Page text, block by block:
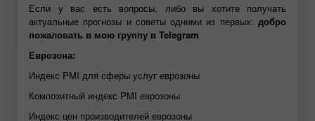
Если у вас есть вопросы, либо вы хотите получать
актуальные прогнозы и советы одними из первых: добро
пожаловать в мою группу в Telegram
Еврозона:
Индекс PMI для сферы услуг еврозоны
Композитный индекс PMI еврозоны
Индекс цен производителей еврозоны